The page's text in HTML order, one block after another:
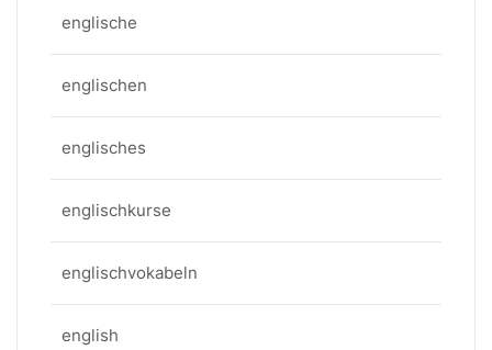
englische
englischen
englisches
englischkurse
englischvokabeln
english